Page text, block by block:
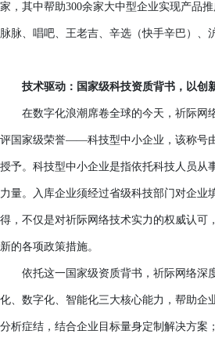
家，其中帮助300余家大中型企业实现产品
脉脉、唱吧、王老吉、辛选（快手辛巴）
技术驱动：国家级科技资质背书，以创
在数字化浪潮席卷全球的今天，祈际网
评国家级荣誉——科技型中小企业，该称号
授予。科技型中小企业是指依托科技人员从
力量。入库企业须经过省级科技部门对企
得，不仅是对祈际网络技术实力的权威认可
新的各项政策措施。
依托这一国家级资质背书，祈际网络深
化、数字化、智能化三大核心能力，帮助企
分析症结，结合企业目标量身定制解决方案